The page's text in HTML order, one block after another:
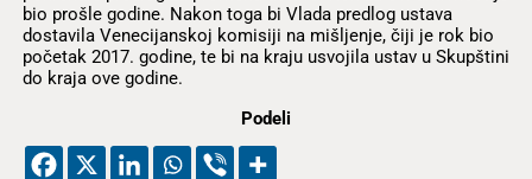
bio prošle godine. Nakon toga bi Vlada predlog ustava
dostavila Venecijanskoj komisiji na mišljenje, čiji je rok bio
početak 2017. godine, te bi na kraju usvojila ustav u Skupštini
do kraja ove godine.
Podeli